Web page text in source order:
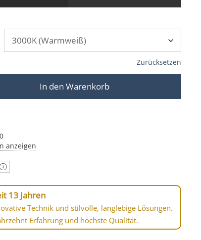
Zurücksetzen
| 12V | DIMMBAR | 7W statt 80W | 120°
In den Warenkorb
anzeigen
13 Jahren
Technik und stilvolle, langlebige Lösungen.
Erfahrung und höchste Qualität.